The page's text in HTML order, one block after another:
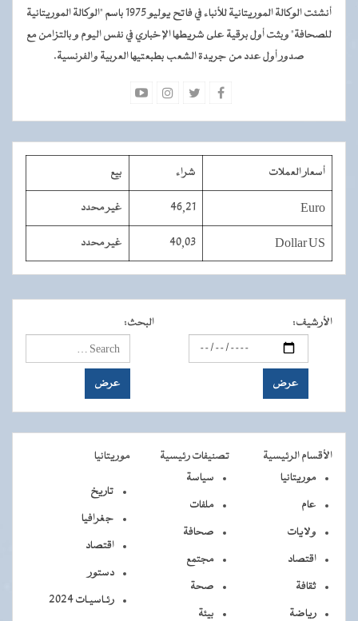
أنشئت الوكالة الموريتانية للأنباء في فاتح يوليو 1975 باسم "الوكالة الموريتانية
للصحافة" وبثت أول برقية على شريطها الإخباري في نفس اليوم و بالتزامن مع
صدور أول عدد من جريدة الشعب بطبعتيها العربية والفرنسية.
أسعار العملات شراء بيع
Euro
46,21 غير محدد
Dollar US
40,03 غير محدد
الأرشيف: البحث:
الأقسام الرئيسية تصنيفات رئيسية
موريتانيا
موريتانيا
عام
ولايات
اقتصاد
ثقافة
رياضة
سياسة
ملفات
صحافة
مجتمع
صحة
بيئة
تاريخ
جغرافيا
اقتصاد
دستور
رئـاسيـات 2024